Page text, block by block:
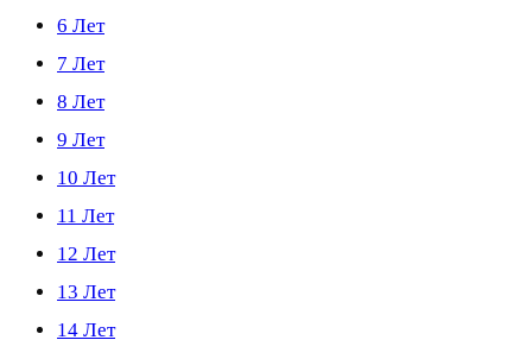
6 Лет
7 Лет
8 Лет
9 Лет
10 Лет
11 Лет
12 Лет
13 Лет
14 Лет